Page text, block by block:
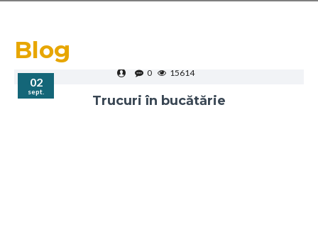
Blog
02
sept.
0 15614
Trucuri în bucătărie